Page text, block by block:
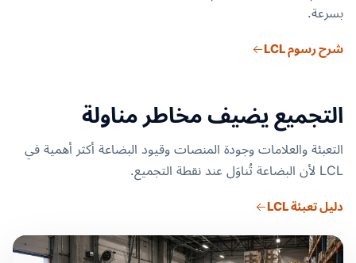
بسرعة.
شرح رسوم LCL
التجميع يضيف مخاطر مناولة
التعبئة والعلامات وجودة المنصات وقيود البضاعة أكثر أهمية في
LCL لأن البضاعة تُناوَل عند نقطة التجميع.
دليل تعبئة LCL